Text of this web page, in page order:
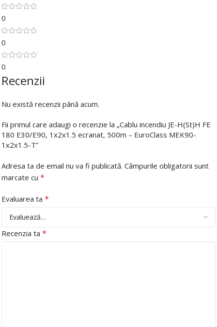
0
0
0
Recenzii
Nu există recenzii până acum.
Fii primul care adaugi o recenzie la „Cablu incendiu JE-H(St)H FE
180 E30/E90, 1x2x1.5 ecranat, 500m – EuroClass MEK90-
1x2x1.5-T”
Adresa ta de email nu va fi publicată. Câmpurile obligatorii sunt
marcate cu *
Evaluarea ta *
Recenzia ta *